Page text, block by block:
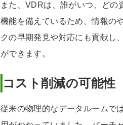
また、VDRは、誰がいつ、どの
機能を備えているため、情報の
クの早期発見や対応にも貢献し
ができます。
コスト削減の可能性
従来の物理的なデータルームで